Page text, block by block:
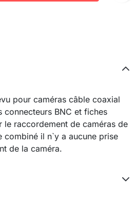
pour caméras câble coaxial
connecteurs BNC et fiches
le raccordement de caméras de
combiné il n`y a aucune prise
de la caméra.